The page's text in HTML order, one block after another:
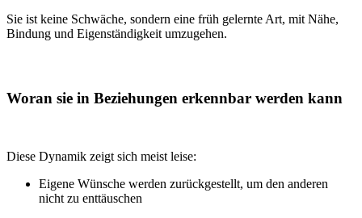
Sie ist keine Schwäche, sondern eine früh gelernte Art, mit Nähe,
Bindung und Eigenständigkeit umzugehen.
Woran sie in Beziehungen erkennbar werden kann
Diese Dynamik zeigt sich meist leise:
Eigene Wünsche werden zurückgestellt, um den anderen
nicht zu enttäuschen